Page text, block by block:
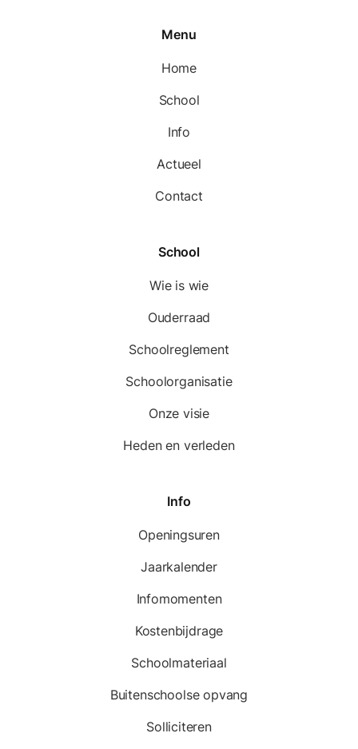
Menu
Home
School
Info
Actueel
Contact
School
Wie is wie
Ouderraad
Schoolreglement
Schoolorganisatie
Onze visie
Heden en verleden
Info
Openingsuren
Jaarkalender
Infomomenten
Kostenbijdrage
Schoolmateriaal
Buitenschoolse opvang
Solliciteren